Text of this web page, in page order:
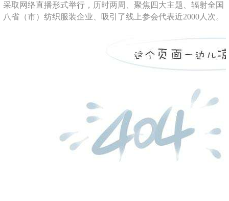
采取网络直播形式举行，历时两周、聚焦四大主题、辐射全国
八省（市）纺织服装企业、吸引了线上参会代表近2000人次。